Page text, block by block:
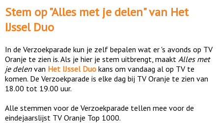
Stem op "Alles met je delen" van Het
IJssel Duo
In de Verzoekparade kun je zelf bepalen wat er 's avonds op TV
Oranje te zien is. Als je hier je stem uitbrengt, maakt Alles met
je delen van Het IJssel Duo kans om vandaag al op TV te
komen. De Verzoekparade is elke dag bij TV Oranje te zien van
18.00 tot 19.00 uur.
Alle stemmen voor de Verzoekparade tellen mee voor de
eindejaarslijst TV Oranje Top 1000.